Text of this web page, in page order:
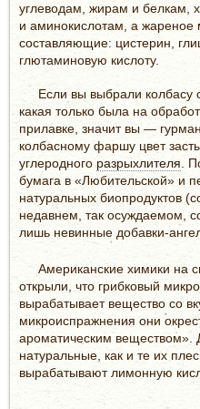
углеводам, жирам и белкам,
и аминокислотам, а жареное
составляющие: цистерин,
глютаминовую кислоту.
Если вы выбрали колбасу
какая только была на
прилавке, значит вы —
колбасному фаршу цвет
углеродного разрыхлителя .
бумага в «Любительской» и
натуральных биопродуктов
недавнем, так осуждаемом,
лишь невинные добавки-
Американские химики на
открыли, что грибковый
вырабатывает вещество со
микроиспражнения они
ароматическим веществом».
натуральные, как и те их
вырабатывают лимонную